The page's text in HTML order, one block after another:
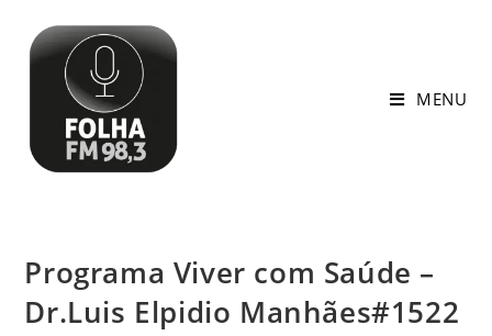
MENU
Programa Viver com Saúde –
Dr.Luis Elpidio Manhães#1522